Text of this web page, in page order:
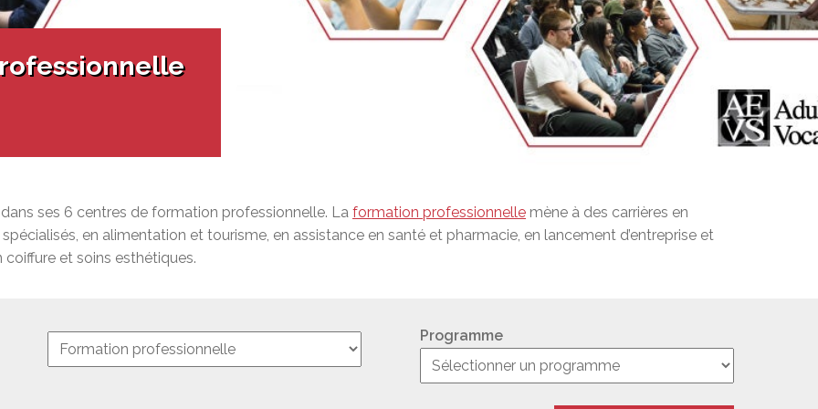
du conseil
adultes à besoins particuliers
(PS)
EAFP
en éducation générale (GEDTS)
doués et exceptionnels
ligne à la CSEM
du MEQ
Salle à manger de l’institut culinaire Pius
Coiffure et soins esthétiques à Laurier
ses 6 centres de formation professionnelle. La formation professionnelle mène à des carrières en
en alimentation et tourisme, en assistance en santé et pharmacie, en lancement d’entreprise et
et soins esthétiques.
Programme